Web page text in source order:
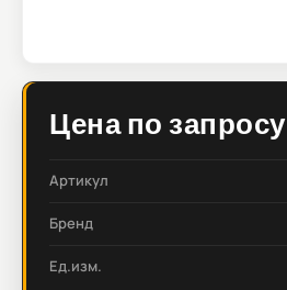
Цена по запросу
Артикул
Бренд
Ед.изм.